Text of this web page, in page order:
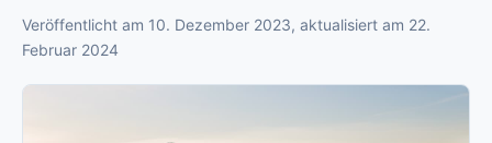
Veröffentlicht am 10. Dezember 2023, aktualisiert am 22.
Februar 2024